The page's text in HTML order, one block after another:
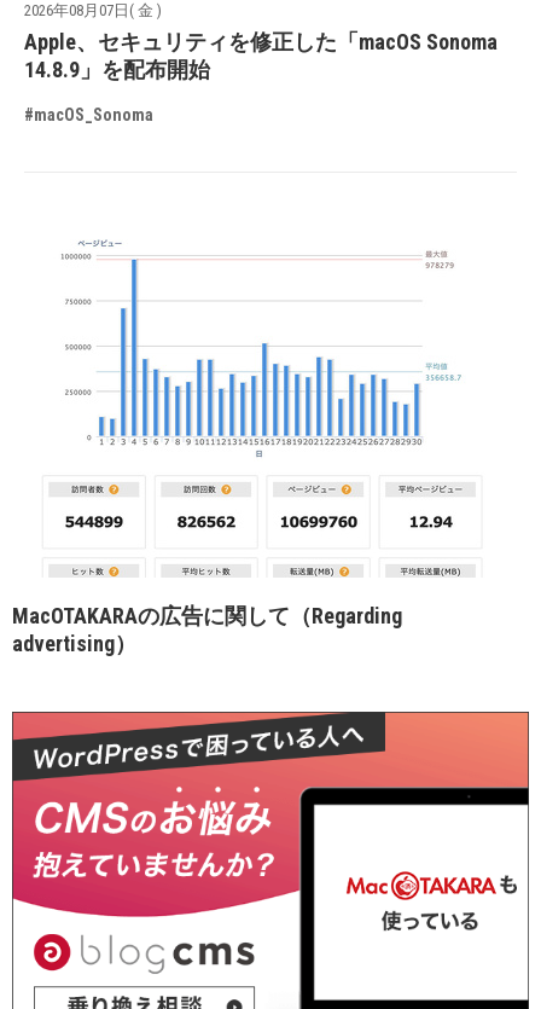
2026年08月07日( 金 )
Apple、セキュリティを修正した「macOS Sonoma
14.8.9」を配布開始
#macOS_Sonoma
MacOTAKARAの広告に関して（Regarding
advertising）